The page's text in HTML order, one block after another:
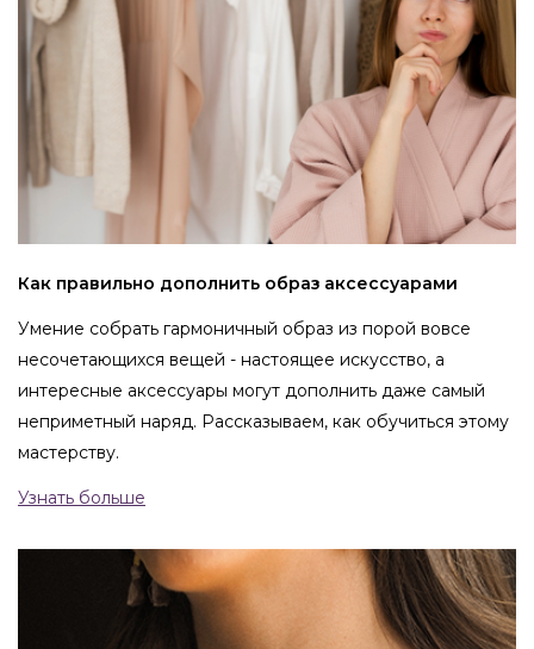
Как правильно дополнить образ аксессуарами
Умение собрать гармоничный образ из порой вовсе
несочетающихся вещей - настоящее искусство, а
интересные аксессуары могут дополнить даже самый
неприметный наряд. Рассказываем, как обучиться этому
мастерству.
Узнать больше